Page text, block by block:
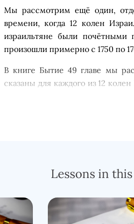
Мы рассмотрим ещё один,
времени, когда 12 колен
израильтяне были почётными
произошли примерно с 1750 по
В книге Бытие49главе мы
сказаны для каждого из 12 колен
пророчества, касающиеся
туманен, но завеса начинает
например, на прошлом уроке мы
чем в Торе
Ефрем и Дан
Lessons in